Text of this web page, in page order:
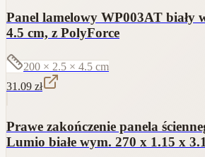
Panel lamelowy WP003AT biały
4.5 cm, z PolyForce
200 × 2.5 × 4.5 cm
31.09 zł
Prawe zakończenie panela
Lumio białe wym. 270 x 1.15 x